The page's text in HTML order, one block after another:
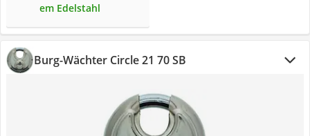
em Edelstahl
Burg-Wächter Circle 21 70 SB